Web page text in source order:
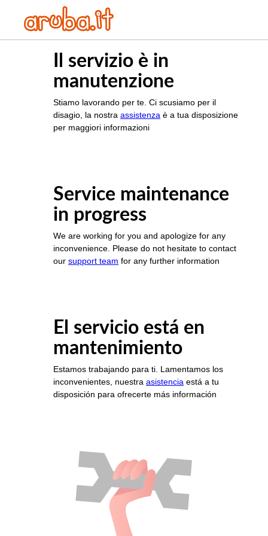
Il servizio è in
manutenzione
Stiamo lavorando per te. Ci scusiamo per il
disagio, la nostra assistenza è a tua disposizione
per maggiori informazioni
Service maintenance
in progress
We are working for you and apologize for any
inconvenience. Please do not hesitate to contact
our support team for any further information
El servicio está en
mantenimiento
Estamos trabajando para ti. Lamentamos los
inconvenientes, nuestra asistencia está a tu
disposición para ofrecerte más información